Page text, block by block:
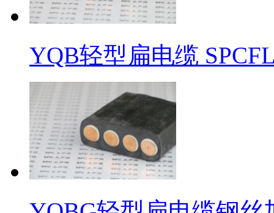
YQB轻型扁电缆